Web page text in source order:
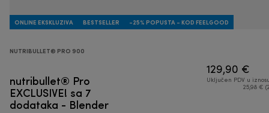
ONLINE EKSKLUZIVA BESTSELLER -25% POPUSTA - KOD FEELGOOD
NUTRIBULLET® PRO 900
nutribullet® Pro
EXCLUSIVE! sa 7
dodataka - Blender
129,90 €
Uključen PDV u
25,98 €